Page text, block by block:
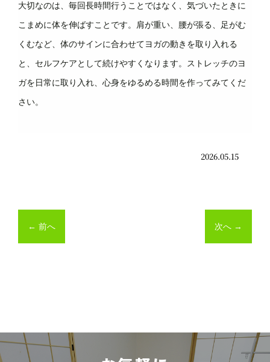
大切なのは、毎回長時間行うことではなく、気づいたときに
こまめに体を伸ばすことです。肩が重い、腰が張る、足がむ
くむなど、体のサインに合わせてヨガの動きを取り入れる
と、セルフケアとして続けやすくなります。ストレッチのヨ
ガを日常に取り入れ、心身をゆるめる時間を作ってみてくだ
さい。
2026.05.15
← 前へ 次へ →